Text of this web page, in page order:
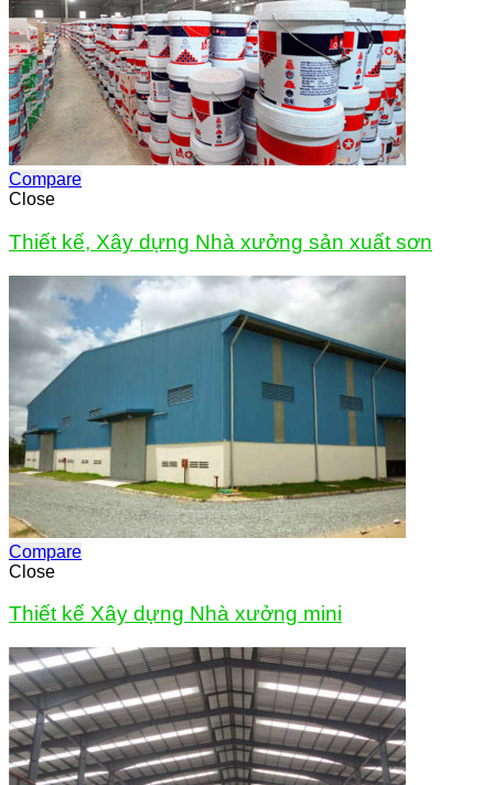
Compare
Close
Thiết kế, Xây dựng Nhà xưởng sản xuất sơn
Compare
Close
Thiết kế Xây dựng Nhà xưởng mini